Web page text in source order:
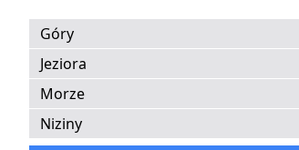
Góry
Jeziora
Morze
Niziny